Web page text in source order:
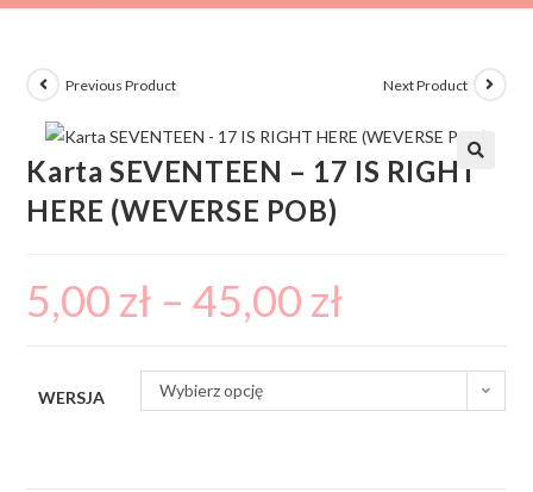
Previous Product Next Product
Karta SEVENTEEN – 17 IS RIGHT
HERE (WEVERSE POB)
5,00 zł – 45,00 zł
WERSJA Wybierz opcję